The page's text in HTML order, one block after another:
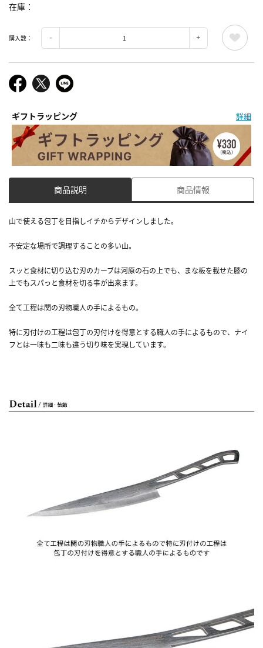
在庫
購入数：
ギフトラッピング 詳細
商品説明 商品情報
山で使える包丁を目指しイチからデザインしました。
不安定な場所で調理することの多い山。
スッと食材に切り込む刃のカーブは河原の石の上でも、まな板を載せた膝の
上でもスパっと食材を切る事が出来ます。
全て工程は関の刃物職人の手によるもの。
特に刃付けの工程は包丁の刃付けを得意とする職人の手によるもので、ナイ
フとは一味も二味も違う切り味を実現しています。